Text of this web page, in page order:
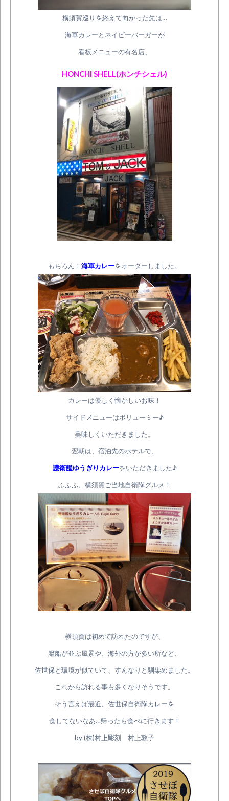
横須賀巡りを終えて向かった先は…
海軍カレーとネイビーバーガーが
看板メニューの有名店、
HONCHI SHELL(ホンチシェル)
もちろん！ 海軍カレーをオーダーしました。
カレーは優しく懐かしいお味！
サイドメニューはボリューミー♪
美味しくいただきました。
翌朝は、宿泊先のホテルで、
護衛艦ゆうぎりカレーをいただきました♪
ふふふ、横須賀ご当地自衛隊グルメ！
横須賀は初めて訪れたのですが、
艦船が並ぶ風景や、海外の方が多い所など、
佐世保と環境が似ていて、すんなりと馴染めました。
これから訪れる事も多くなりそうです。
そう言えば最近、佐世保自衛隊カレーを
食してないなあ…帰ったら食べに行きます！
by (株)村上彫刻 村上敦子